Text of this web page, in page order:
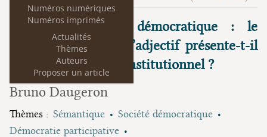
Numéros numériques
Numéros imprimés
Actualités
Thèmes
Auteurs
Proposer un article
De démocratie à démocratique : le
passage du nom à l’adjectif présente-t-il
un enjeu en droit constitutionnel ?
Bruno Daugeron
Thèmes : Sémantique
Société démocratique
Démocratie participative